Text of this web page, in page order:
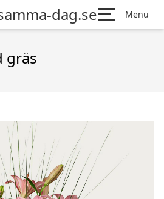
dag.se Menu
gräs